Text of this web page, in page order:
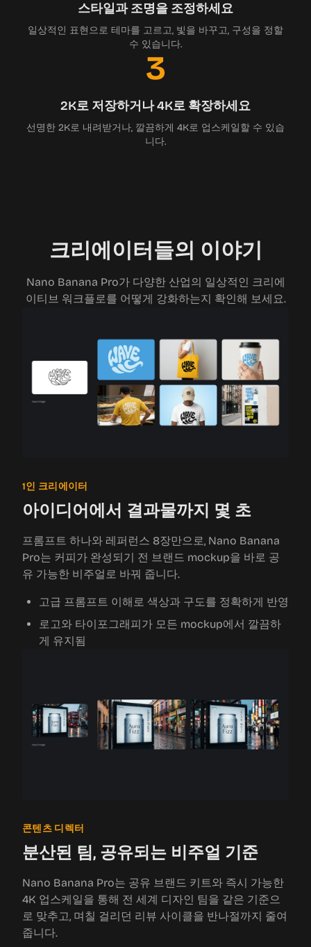
스타일과 조명을 조정하세요
일상적인 표현으로 테마를 고르고, 빛을 바꾸고, 구성을 정할
수 있습니다.
3
2K로 저장하거나 4K로 확장하세요
선명한 2K로 내려받거나, 깔끔하게 4K로 업스케일할 수 있습
니다.
크리에이터들의 이야기
Nano Banana Pro가 다양한 산업의 일상적인 크리에
이티브 워크플로를 어떻게 강화하는지 확인해 보세요.
1인 크리에이터
아이디어에서 결과물까지 몇 초
프롬프트 하나와 레퍼런스 8장만으로, Nano Banana
Pro는 커피가 완성되기 전 브랜드 mockup을 바로 공
유 가능한 비주얼로 바꿔 줍니다.
고급 프롬프트 이해로 색상과 구도를 정확하게 반영
로고와 타이포그래피가 모든 mockup에서 깔끔하
게 유지됨
콘텐츠 디렉터
분산된 팀, 공유되는 비주얼 기준
Nano Banana Pro는 공유 브랜드 키트와 즉시 가능한
4K 업스케일을 통해 전 세계 디자인 팀을 같은 기준으
로 맞추고, 며칠 걸리던 리뷰 사이클을 반나절까지 줄여
줍니다.